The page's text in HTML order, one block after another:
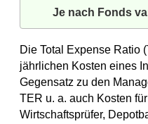
Je nach Fonds
Die Total Expense Ratio
jährlichen Kosten eines
Gegensatz zu den
TER u. a. auch Kosten
Wirtschaftsprüfer,